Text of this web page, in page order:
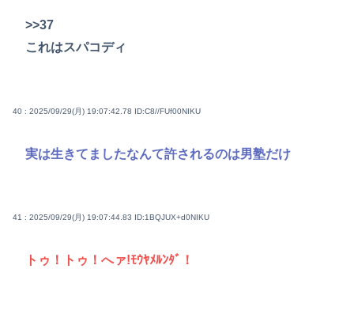
>>37
これはスパコディ
40 : 2025/09/29(月) 19:07:42.78 ID:C8//FUf00NIKU
実は生きてましたなんて許されるのは男塾だけ
41 : 2025/09/29(月) 19:07:44.83 ID:1BQJUX+d0NIKU
トゥ！トゥ！へァ!ﾓｳﾔﾒﾙﾝﾀﾞ！